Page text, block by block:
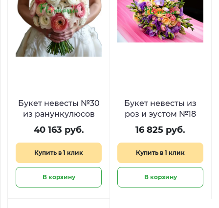
Букет невесты №30
из ранункулюсов
40 163 руб.
Купить в 1 клик
В корзину
Букет невесты из
роз и эустом №18
16 825 руб.
Купить в 1 клик
В корзину